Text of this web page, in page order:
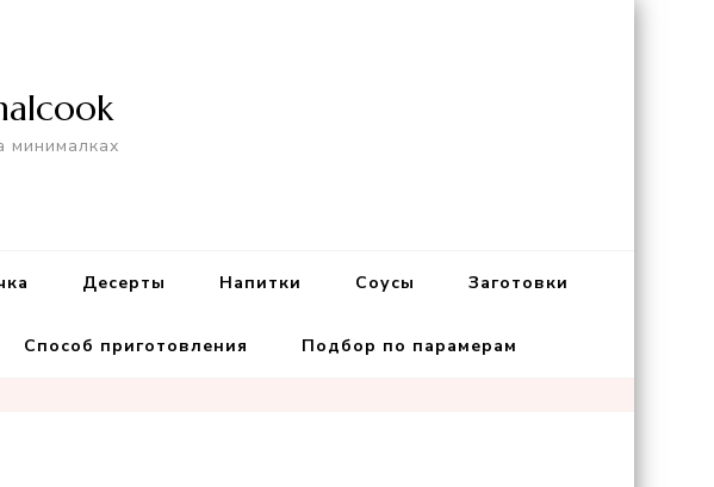
минималках
Десерты Напитки Соусы Заготовки
Способ приготовления Подбор по парамерам